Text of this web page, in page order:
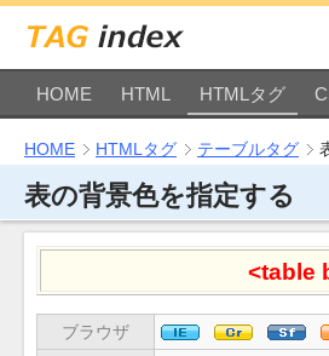
HOME HTML HTMLタグ
HOME HTMLタグ テーブルタグ
表の背景色を指定する
<table
ブラウザ